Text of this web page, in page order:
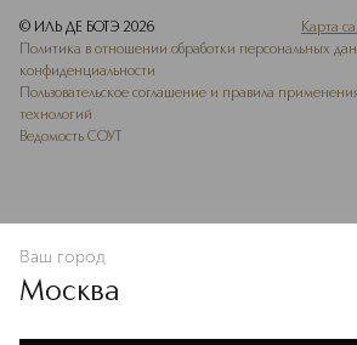
В КОРЗИНУ
© ИЛЬ ДЕ БОТЭ 2026
Карта
Политика в отношении обработки персональных
конфиденциальности
Пользовательское соглашение и правила
технологий
Ведомость СОУТ
Ваш город
Москва